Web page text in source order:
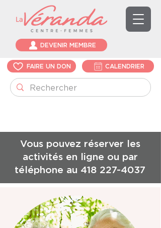
DEVENIR MEMBRE
FAIRE UN DON CALENDRIER
Vous pouvez réserver les
activités en ligne ou par
téléphone au 418 227-4037